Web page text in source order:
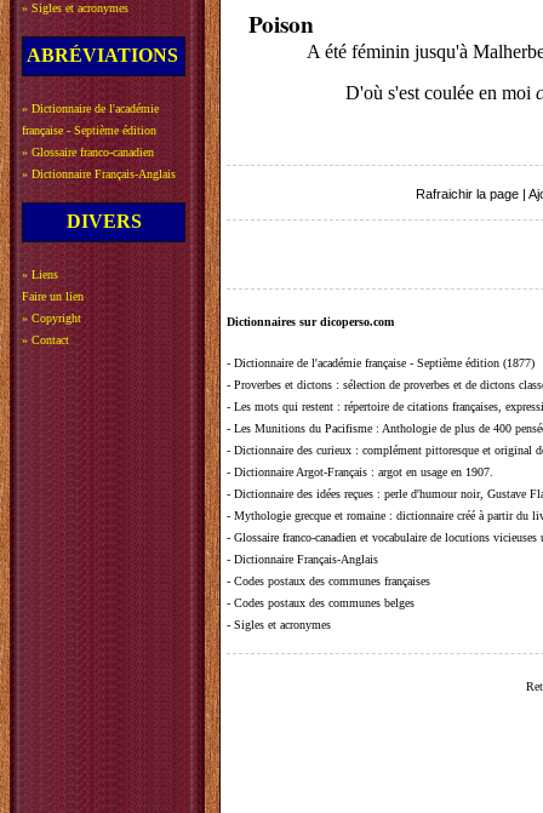
» Sigles et acronymes
ABRÉVIATIONS
» Dictionnaire de l'académie
française - Septième édition
» Glossaire franco-canadien
» Dictionnaire Français-Anglais
DIVERS
» Liens
Faire un lien
» Copyright
» Contact
Poison
A été féminin jusqu'à
D'où s'est coulée en moi
Rafraichir la page
Dictionnaires sur dicoperso.com
- Dictionnaire de l'académie française - Septième édition (1877)
- Proverbes et dictons : sélection de proverbes et de dictons
- Les mots qui restent : répertoire de citations françaises,
- Les Munitions du Pacifisme : Anthologie de plus de 400
- Dictionnaire des curieux : complément pittoresque et original
- Dictionnaire Argot-Français : argot en usage en 1907.
- Dictionnaire des idées reçues : perle d'humour noir, Gustave
- Mythologie grecque et romaine : dictionnaire créé à partir du
- Glossaire franco-canadien et vocabulaire de locutions vicieuses
- Dictionnaire Français-Anglais
- Codes postaux des communes françaises
- Codes postaux des communes belges
- Sigles et acronymes